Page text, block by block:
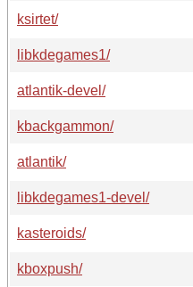
ksirtet/
libkdegames1/
atlantik-devel/
kbackgammon/
atlantik/
libkdegames1-devel/
kasteroids/
kboxpush/